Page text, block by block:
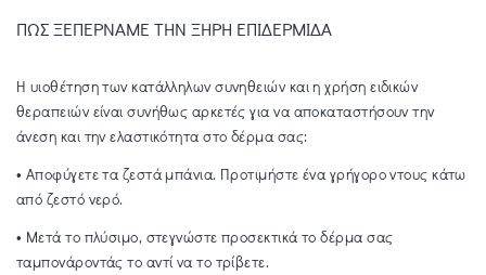
ΠΩΣ ΞΕΠΕΡΝΑΜΕ ΤΗΝ ΞΗΡΗ ΕΠΙΔΕΡΜΙΔΑ
Η υιοθέτηση των κατάλληλων συνηθειών και η χρήση ειδικών
θεραπειών είναι συνήθως αρκετές για να αποκαταστήσουν την
άνεση και την ελαστικότητα στο δέρμα σας:
• Αποφύγετε τα ζεστά μπάνια. Προτιμήστε ένα γρήγορο ντους κάτω
από ζεστό νερό.
• Μετά το πλύσιμο, στεγνώστε προσεκτικά το δέρμα σας
ταμπονάροντάς το αντί να το τρίβετε.